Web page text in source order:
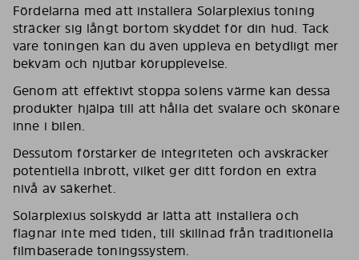
Fördelarna med att installera Solarplexius toning
sträcker sig långt bortom skyddet för din hud. Tack
vare toningen kan du även uppleva en betydligt mer
bekväm och njutbar körupplevelse.
Genom att effektivt stoppa solens värme kan dessa
produkter hjälpa till att hålla det svalare och skönare
inne i bilen.
Dessutom förstärker de integriteten och avskräcker
potentiella inbrott, vilket ger ditt fordon en extra
nivå av säkerhet.
Solarplexius solskydd är lätta att installera och
flagnar inte med tiden, till skillnad från traditionella
filmbaserade toningssystem.